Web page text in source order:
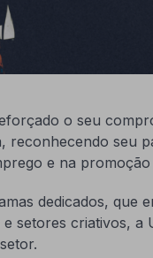
o seu
reconhecendo seu
e na
dedicados, que
setores criativos, a